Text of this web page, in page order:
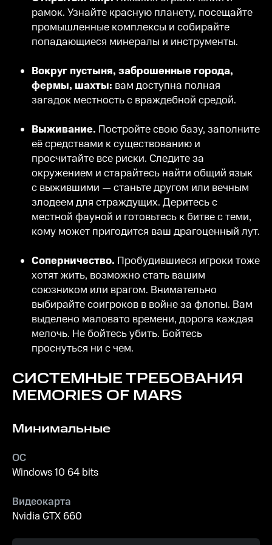
рамок. Узнайте красную планету, посещайте
промышленные комплексы и собирайте
попадающиеся минералы и инструменты.
Вокруг пустыня, заброшенные города,
фермы, шахты: вам доступна полная
загадок местность с враждебной средой.
Выживание. Постройте свою базу, заполните
её средствами к существованию и
просчитайте все риски. Следите за
окружением и старайтесь найти общий язык
с выжившими — станьте другом или вечным
злодеем для страждущих. Деритесь с
местной фауной и готовьтесь к битве с теми,
кому может пригодится ваш драгоценный лут.
Соперничество. Пробудившиеся игроки тоже
хотят жить, возможно стать вашим
союзником или врагом. Внимательно
выбирайте соигроков в войне за флопы. Вам
выделено маловато времени, дорога каждая
мелочь. Не бойтесь убить. Бойтесь
проснуться ни с чем.
СИСТЕМНЫЕ ТРЕБОВАНИЯ
MEMORIES OF MARS
Минимальные
ОС
Windows 10 64 bits
Видеокарта
Nvidia GTX 660